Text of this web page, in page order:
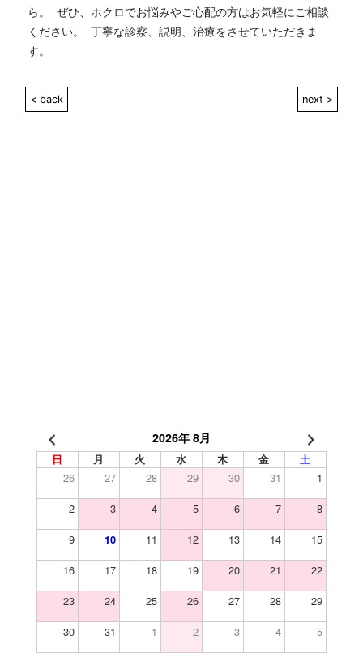
ら。  ぜひ、ホクロでお悩みやご心配の方はお気軽にご相談
ください。  丁寧な診察、説明、治療をさせていただきま
す。
< back next >
2026年 8月
日 月 火 水 木 金 土
26 27 28 29 30 31
1
2
3 4 5 6 7
8
9
10 11 12 13 14
15
16
17 18 19 20 21
22
23
24 25 26 27 28
29
30
31 1 2 3 4 5